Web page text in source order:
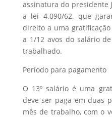
assinatura do presidente
a lei 4.090/62, que
direito a uma
a 1/12 avos do salário
trabalhado.
Período para pagamento
O 13º salário é uma
deve ser paga em duas
mês de trabalho, com o